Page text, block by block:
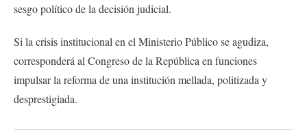
sesgo político de la decisión judicial.
Si la crisis institucional en el Ministerio Público se agudiza,
corresponderá al Congreso de la República en funciones
impulsar la reforma de una institución mellada, politizada y
desprestigiada.